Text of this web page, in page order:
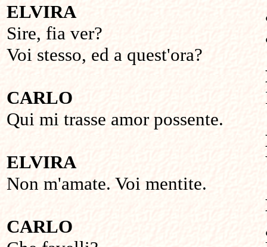
ELVIRA
Sire, fia ver?
Voi stesso, ed a quest'ora?
CARLO
Qui mi trasse amor possente.
ELVIRA
Non m'amate. Voi mentite.
CARLO